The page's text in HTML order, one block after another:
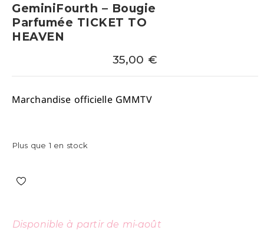
GeminiFourth – Bougie
Parfumée TICKET TO
HEAVEN
35,00 €
Marchandise officielle GMMTV
Plus que 1 en stock
Disponible à partir de mi-août